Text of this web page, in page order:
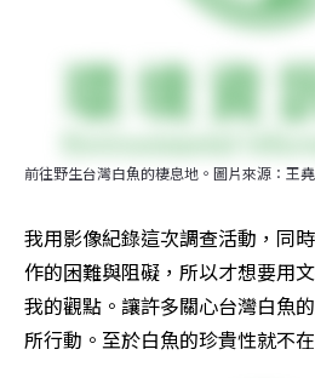
前往野生台灣白魚的棲息地。圖片來源：王堯
我用影像紀錄這次調查活動，同
作的困難與阻礙，所以才想要用
我的觀點。讓許多關心台灣白魚
所行動。至於白魚的珍貴性就不